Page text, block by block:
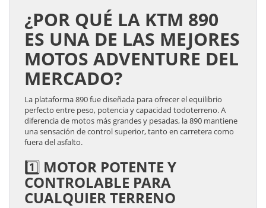
¿POR QUÉ LA KTM 890
ES UNA DE LAS MEJORES
MOTOS ADVENTURE DEL
MERCADO?
La plataforma 890 fue diseñada para ofrecer el equilibrio
perfecto entre peso, potencia y capacidad todoterreno. A
diferencia de motos más grandes y pesadas, la 890 mantiene
una sensación de control superior, tanto en carretera como
fuera del asfalto.
1️⃣ MOTOR POTENTE Y
CONTROLABLE PARA
CUALQUIER TERRENO